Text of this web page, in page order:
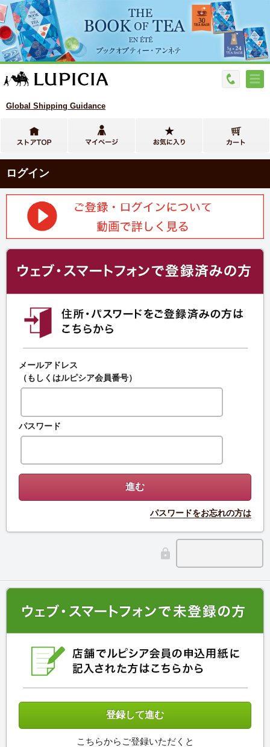
Global Shipping Guidance
ログイン
メールアドレス
（もしくはルピシア会員番号）
パスワード
パスワードをお忘れの方は
こちらからご登録いただくと